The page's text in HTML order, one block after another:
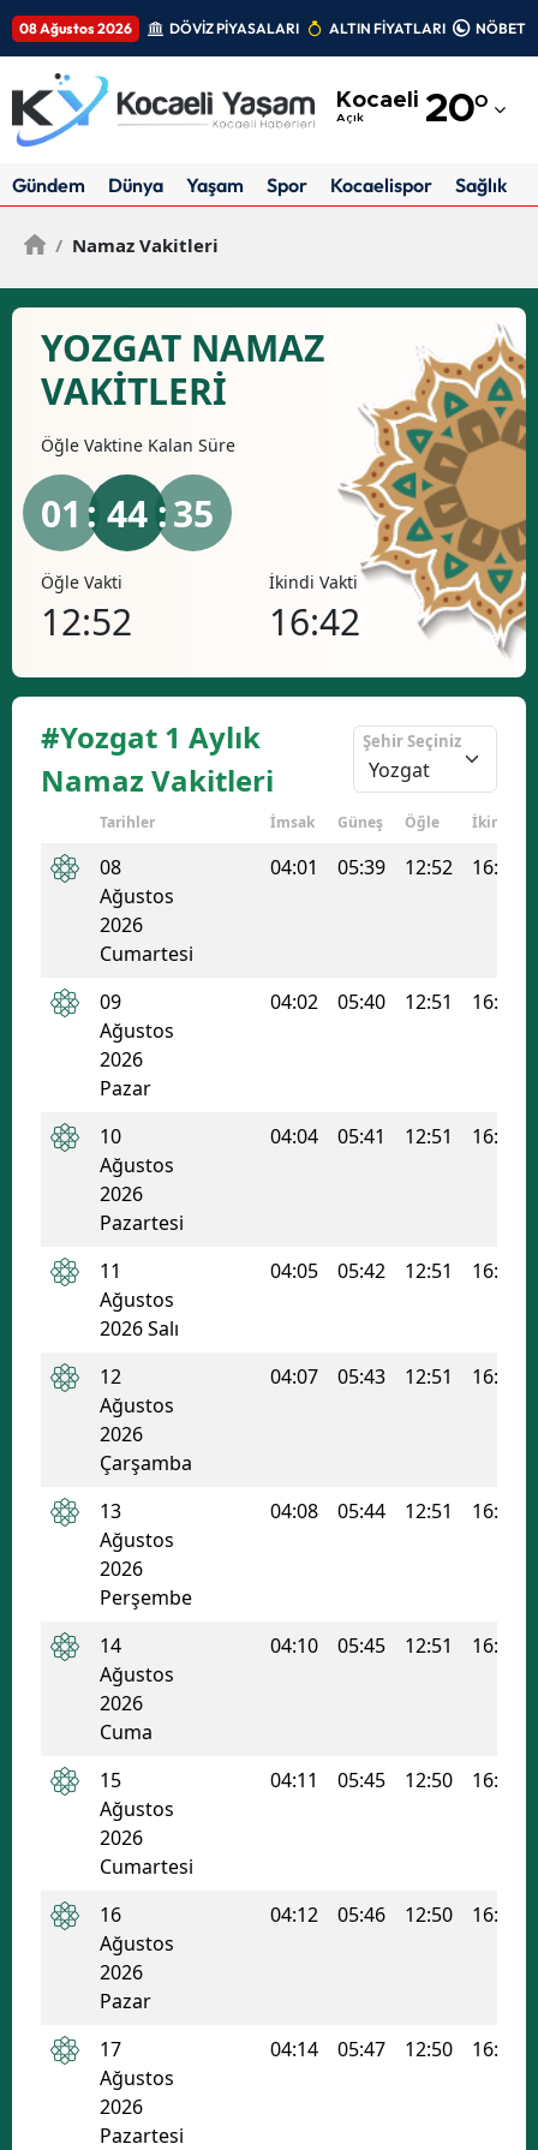
08 Ağustos 2026 DÖVİZ PİYASALARI ALTIN FİYATLARI
Kocaeli
Açık 20°
Adıyaman
Antalya
Artvin
Aydın
Balıkesir
Bilecik
Burdur
Çanakkale
Denizli
Hakkari
Mersin
Kars
Kocaeli
Gündem Dünya Yaşam Spor Kocaelispor Sağlık
/ Namaz Vakitleri
YOZGAT NAMAZ
VAKİTLERİ
Öğle Vaktine Kalan Süre
01 : 44 :35
Öğle Vakti
12:52
İkindi Vakti
16:42
#Yozgat 1 Aylık
Namaz Vakitleri
Şehir Seçiniz
Tarihler İmsak Güneş Öğle İkindi
08
Ağustos
2026
Cumartesi
04:01 05:39 12:52 16:42
09
Ağustos
2026
Pazar
04:02 05:40 12:51 16:42
10
Ağustos
2026
Pazartesi
04:04 05:41 12:51 16:41
11
Ağustos
2026 Salı
04:05 05:42 12:51 16:41
12
Ağustos
2026
Çarşamba
04:07 05:43 12:51 16:40
13
Ağustos
2026
Perşembe
04:08 05:44 12:51 16:39
14
Ağustos
2026
Cuma
04:10 05:45 12:51 16:39
15
Ağustos
2026
Cumartesi
04:11 05:45 12:50 16:38
16
Ağustos
2026
Pazar
04:12 05:46 12:50 16:38
17
Ağustos
2026
Pazartesi
04:14 05:47 12:50 16:37